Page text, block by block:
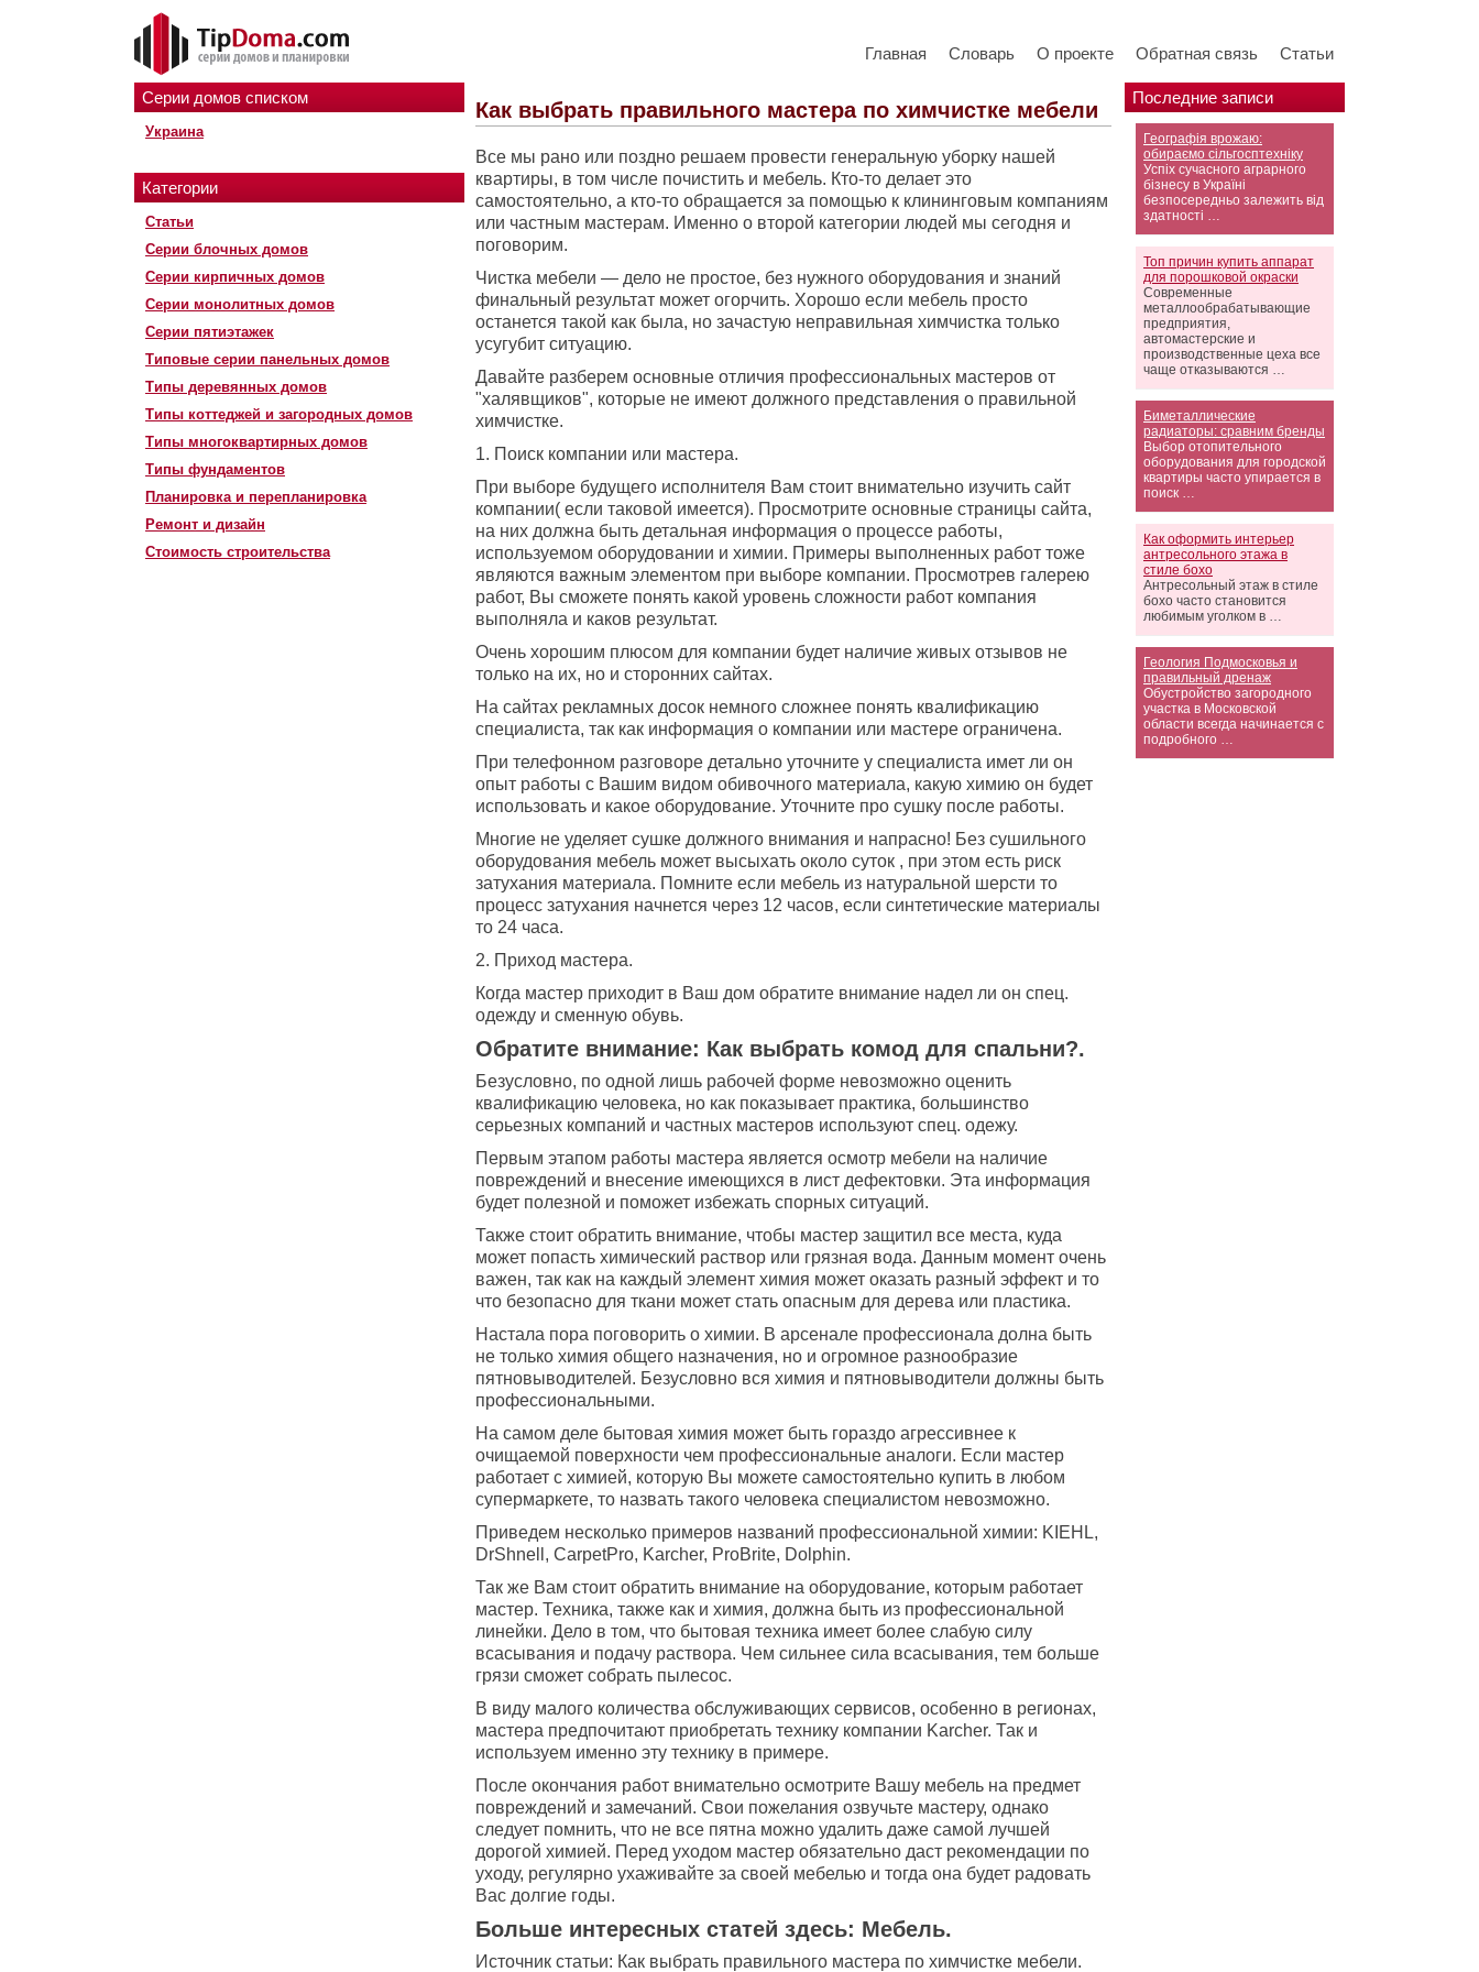
Главная Словарь О проекте Обратная связь Статьи
Серии домов списком
Украина
Категории
Статьи
Серии блочных домов
Серии кирпичных домов
Серии монолитных домов
Серии пятиэтажек
Типовые серии панельных домов
Типы деревянных домов
Типы коттеджей и загородных домов
Типы многоквартирных домов
Типы фундаментов
Планировка и перепланировка
Ремонт и дизайн
Стоимость строительства
Последние записи
Географія врожаю:
обираємо сільгосптехніку
Успіх сучасного аграрного
бізнесу в Україні
безпосередньо залежить від
здатності …
Топ причин купить аппарат
для порошковой окраски
Современные
металлообрабатывающие
предприятия,
автомастерские и
производственные цеха все
чаще отказываются …
Биметаллические
радиаторы: сравним бренды
Выбор отопительного
оборудования для городской
квартиры часто упирается в
поиск …
Как оформить интерьер
антресольного этажа в
стиле бохо
Антресольный этаж в стиле
бохо часто становится
любимым уголком в …
Геология Подмосковья и
правильный дренаж
Обустройство загородного
участка в Московской
области всегда начинается с
подробного …
Как выбрать правильного мастера по химчистке мебели
Все мы рано или поздно решаем провести генеральную уборку нашей
квартиры, в том числе почистить и мебель. Кто-то делает это
самостоятельно, а кто-то обращается за помощью к клининговым компаниям
или частным мастерам. Именно о второй категории людей мы сегодня и
поговорим.
Чистка мебели — дело не простое, без нужного оборудования и знаний
финальный результат может огорчить. Хорошо если мебель просто
останется такой как была, но зачастую неправильная химчистка только
усугубит ситуацию.
Давайте разберем основные отличия профессиональных мастеров от
"халявщиков", которые не имеют должного представления о правильной
химчистке.
1. Поиск компании или мастера.
При выборе будущего исполнителя Вам стоит внимательно изучить сайт
компании( если таковой имеется). Просмотрите основные страницы сайта,
на них должна быть детальная информация о процессе работы,
используемом оборудовании и химии. Примеры выполненных работ тоже
являются важным элементом при выборе компании. Просмотрев галерею
работ, Вы сможете понять какой уровень сложности работ компания
выполняла и каков результат.
Очень хорошим плюсом для компании будет наличие живых отзывов не
только на их, но и сторонних сайтах.
На сайтах рекламных досок немного сложнее понять квалификацию
специалиста, так как информация о компании или мастере ограничена.
При телефонном разговоре детально уточните у специалиста имет ли он
опыт работы с Вашим видом обивочного материала, какую химию он будет
использовать и какое оборудование. Уточните про сушку после работы.
Многие не уделяет сушке должного внимания и напрасно! Без сушильного
оборудования мебель может высыхать около суток , при этом есть риск
затухания материала. Помните если мебель из натуральной шерсти то
процесс затухания начнется через 12 часов, если синтетические материалы
то 24 часа.
2. Приход мастера.
Когда мастер приходит в Ваш дом обратите внимание надел ли он спец.
одежду и сменную обувь.
Обратите внимание: Как выбрать комод для спальни?.
Безусловно, по одной лишь рабочей форме невозможно оценить
квалификацию человека, но как показывает практика, большинство
серьезных компаний и частных мастеров используют спец. одежу.
Первым этапом работы мастера является осмотр мебели на наличие
повреждений и внесение имеющихся в лист дефектовки. Эта информация
будет полезной и поможет избежать спорных ситуаций.
Также стоит обратить внимание, чтобы мастер защитил все места, куда
может попасть химический раствор или грязная вода. Данным момент очень
важен, так как на каждый элемент химия может оказать разный эффект и то
что безопасно для ткани может стать опасным для дерева или пластика.
Настала пора поговорить о химии. В арсенале профессионала долна быть
не только химия общего назначения, но и огромное разнообразие
пятновыводителей. Безусловно вся химия и пятновыводители должны быть
профессиональными.
На самом деле бытовая химия может быть гораздо агрессивнее к
очищаемой поверхности чем профессиональные аналоги. Если мастер
работает с химией, которую Вы можете самостоятельно купить в любом
супермаркете, то назвать такого человека специалистом невозможно.
Приведем несколько примеров названий профессиональной химии: KIEHL,
DrShnell, CarpetPro, Karcher, ProBrite, Dolphin.
Так же Вам стоит обратить внимание на оборудование, которым работает
мастер. Техника, также как и химия, должна быть из профессиональной
линейки. Дело в том, что бытовая техника имеет более слабую силу
всасывания и подачу раствора. Чем сильнее сила всасывания, тем больше
грязи сможет собрать пылесос.
В виду малого количества обслуживающих сервисов, особенно в регионах,
мастера предпочитают приобретать технику компании Karcher. Так и
используем именно эту технику в примере.
После окончания работ внимательно осмотрите Вашу мебель на предмет
повреждений и замечаний. Свои пожелания озвучьте мастеру, однако
следует помнить, что не все пятна можно удалить даже самой лучшей
дорогой химией. Перед уходом мастер обязательно даст рекомендации по
уходу, регулярно ухаживайте за своей мебелью и тогда она будет радовать
Вас долгие годы.
Больше интересных статей здесь: Мебель.
Источник статьи: Как выбрать правильного мастера по химчистке мебели.